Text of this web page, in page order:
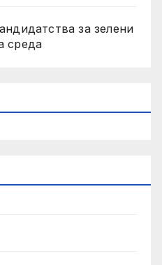
за зелени
среда